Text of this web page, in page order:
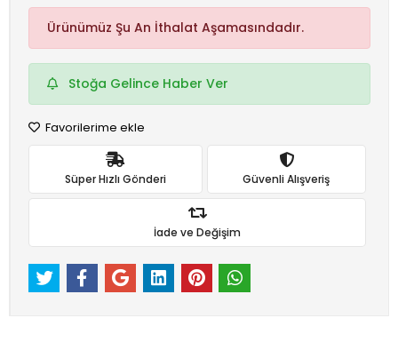
Ürünümüz Şu An İthalat Aşamasındadır.
Stoğa Gelince Haber Ver
Favorilerime ekle
Süper Hızlı Gönderi Güvenli Alışveriş
İade ve Değişim